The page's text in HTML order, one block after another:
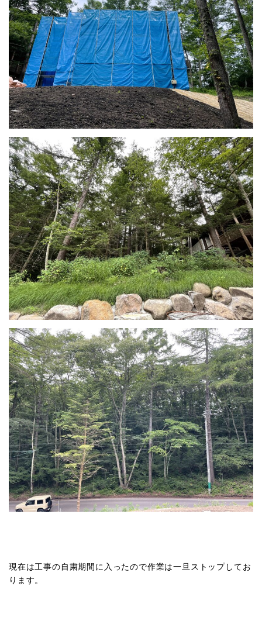
現在は工事の自粛期間に入ったので作業は一旦ストップしてお
ります。